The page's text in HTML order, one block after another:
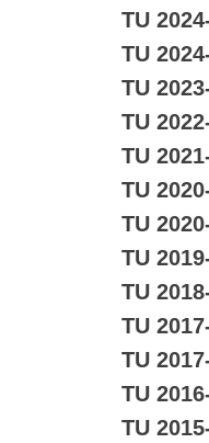
TU
TU
TU
TU
TU
TU
TU
TU
TU
TU
TU
TU
TU